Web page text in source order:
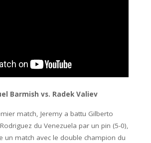
Barmish vs. Radek Valiev
match, Jeremy a battu Gilberto
du Venezuela par un pin (5-0),
un match avec le double champion du